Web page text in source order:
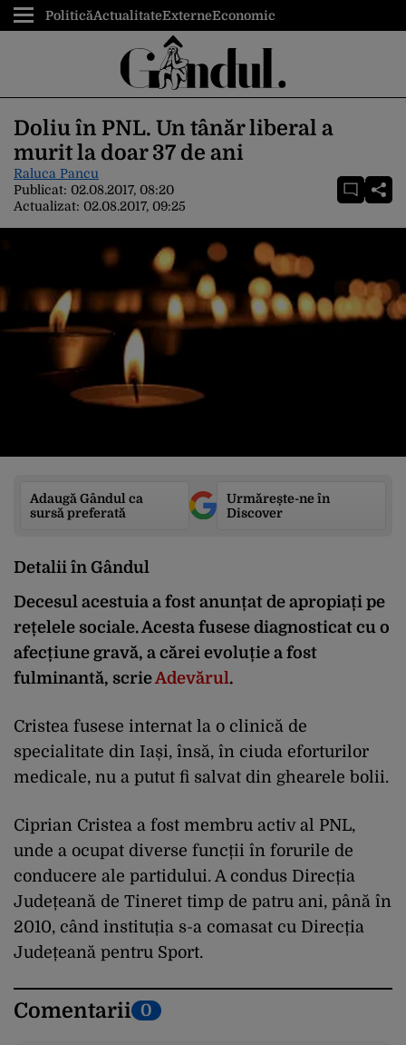
PoliticăActualitateExterneEconomic
Doliu în PNL. Un tânăr liberal a
murit la doar 37 de ani
Raluca Pancu
Publicat: 02.08.2017, 08:20
Actualizat: 02.08.2017, 09:25
Adaugă Gândul ca
sursă preferată
Urmărește-ne în
Discover
Detalii în Gândul
Decesul acestuia a fost anunțat de apropiați pe
rețelele sociale. Acesta fusese diagnosticat cu o
afecțiune gravă, a cărei evoluție a fost
fulminantă, scrieAdevărul.
Cristea fusese internat la o clinică de
specialitate din Iași, însă, în ciuda eforturilor
medicale, nu a putut fi salvat din ghearele bolii.
Ciprian Cristea a fost membru activ al PNL,
unde a ocupat diverse funcții în forurile de
conducere ale partidului. A condus Direcția
Județeană de Tineret timp de patru ani, până în
2010, când instituția s-a comasat cu Direcția
Județeană pentru Sport.
Comentarii 0